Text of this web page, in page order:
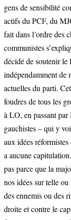
gens de sensibilité
actifs du PCF, du
fait dans l’ordre des
communistes
décidé de soutenir le
indépendamment de
actuelles du parti.
foudres de tous les
à LO, en passant
gauchistes – qui y
aux idées
a aucune
pas parce que la
nos idées sur telle
des ennemis ou des
droite et contre le